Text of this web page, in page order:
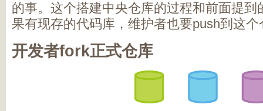
的事。这个搭建中央仓库的过程和前面提到
果有现存的代码库，维护者也要push到这个
开发者fork正式仓库